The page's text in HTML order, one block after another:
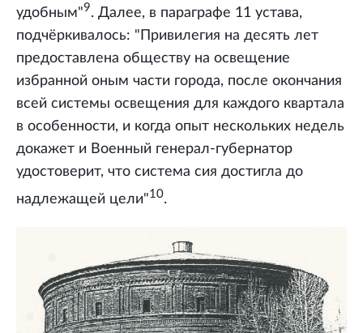
удобным"9. Далее, в параграфе 11 устава,
подчёркивалось: "Привилегия на десять лет
предоставлена обществу на освещение
избранной оным части города, после окончания
всей системы освещения для каждого квартала
в особенности, и когда опыт нескольких недель
докажет и Военный генерал-губернатор
удостоверит, что система сия достигла до
надлежащей цели"10.